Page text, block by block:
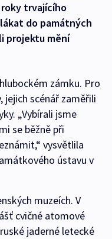
trvajícího
do památných
projektu mění
zámku. Pro
jejich scénář zaměřili
„Vybírali jsme
se běžně při
vysvětlila
ústavu v
muzeích. V
cvičné atomové
jaderné letecké